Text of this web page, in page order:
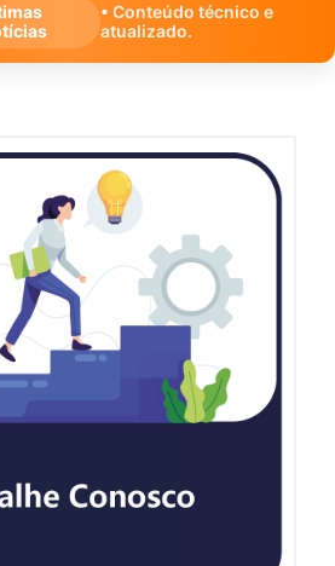
• Conteúdo técnico e
atualizado.